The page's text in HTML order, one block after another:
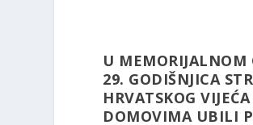
U MEMORIJALNOM
29. GODIŠNJICA
HRVATSKOG
DOMOVIMA UBILI